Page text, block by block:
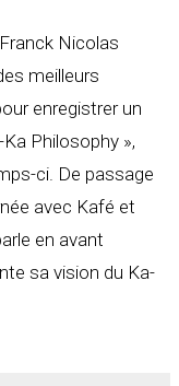
Nicolas
meilleurs
enregistrer un
Philosophy »,
ci. De passage
avec Kafé et
en avant
sa vision du Ka-